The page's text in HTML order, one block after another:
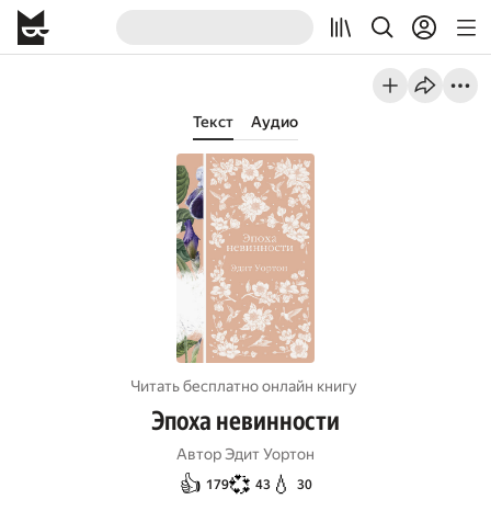
Текст Аудио
Читать бесплатно онлайн книгу
Эпоха невинности
АвторЭдит Уортон
👍 179💞 43💧 30